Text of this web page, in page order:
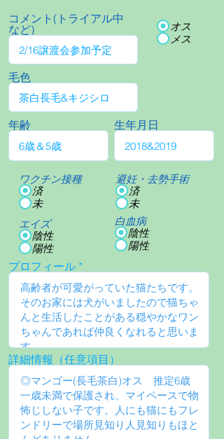
コメント(トライアル中
など)
オス
メス
毛色
年齢
ワクチン接種
済
未
エイズ
陰性
陽性
生年月日
避妊・去勢手術
済
未
白血病
陰性
陽性
プロフィール
詳細情報（任意項目）